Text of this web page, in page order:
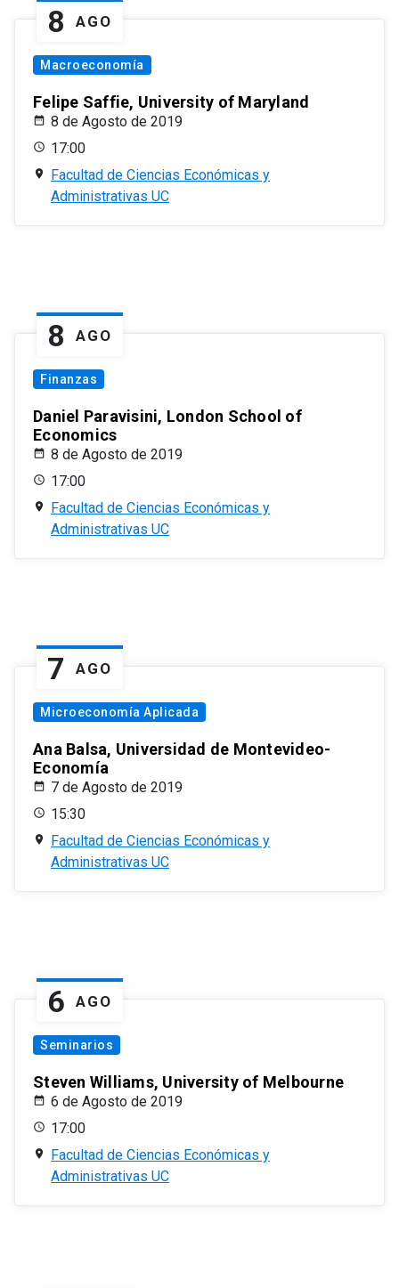
8 AGO
Macroeconomía
Felipe Saffie, University of Maryland
8 de Agosto de 2019
17:00
Facultad de Ciencias Económicas y
Administrativas UC
8 AGO
Finanzas
Daniel Paravisini, London School of
Economics
8 de Agosto de 2019
17:00
Facultad de Ciencias Económicas y
Administrativas UC
7 AGO
Microeconomía Aplicada
Ana Balsa, Universidad de Montevideo-
Economía
7 de Agosto de 2019
15:30
Facultad de Ciencias Económicas y
Administrativas UC
6 AGO
Seminarios
Steven Williams, University of Melbourne
6 de Agosto de 2019
17:00
Facultad de Ciencias Económicas y
Administrativas UC